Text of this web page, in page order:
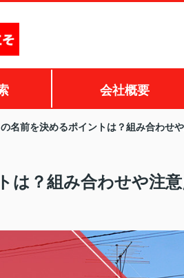
会社概要
名前を決めるポイントは？組み合わせ
は？組み合わせや注